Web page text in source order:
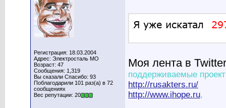
Регистрация: 18.03.2004
Адрес: Электросталь МО
Возраст: 47
Сообщения: 1,319
Вы сказали Спасибо: 93
Поблагодарили 101 раз(а) в 72
сообщениях
Вес репутации: 20
Моя лента в
поддерживаемые
http://rusakters.ru/
http://www.ihope.ru,